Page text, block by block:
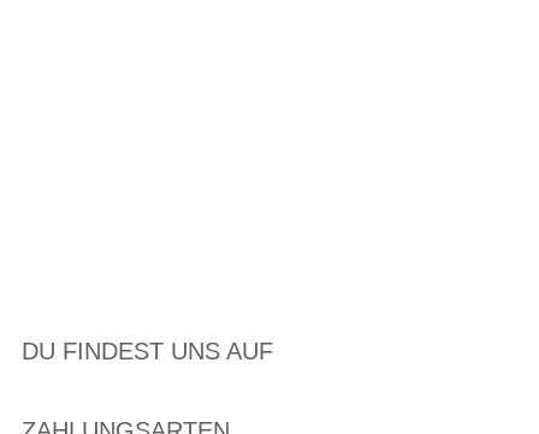
DU FINDEST UNS AUF